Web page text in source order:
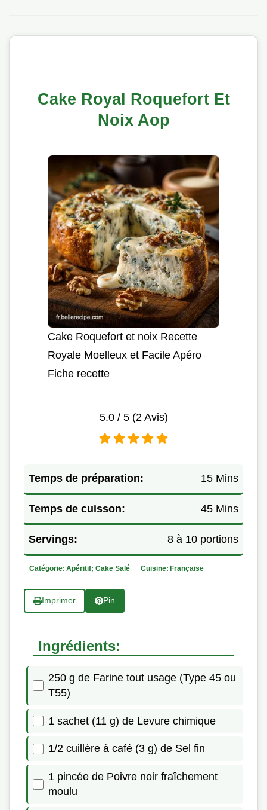
Cake Royal Roquefort Et
Noix Aop
Cake Roquefort et noix Recette
Royale Moelleux et Facile Apéro
Fiche recette
5.0/ 5 (2 Avis)
Temps de préparation: 15 Mins
Temps de cuisson: 45 Mins
Servings: 8 à 10 portions
Catégorie: Apéritif; Cake Salé Cuisine: Française
Imprimer Pin
Ingrédients:
250 g de Farine tout usage (Type 45 ou
T55)
1 sachet (11 g) de Levure chimique
1/2 cuillère à café (3 g) de Sel fin
1 pincée de Poivre noir fraîchement
moulu